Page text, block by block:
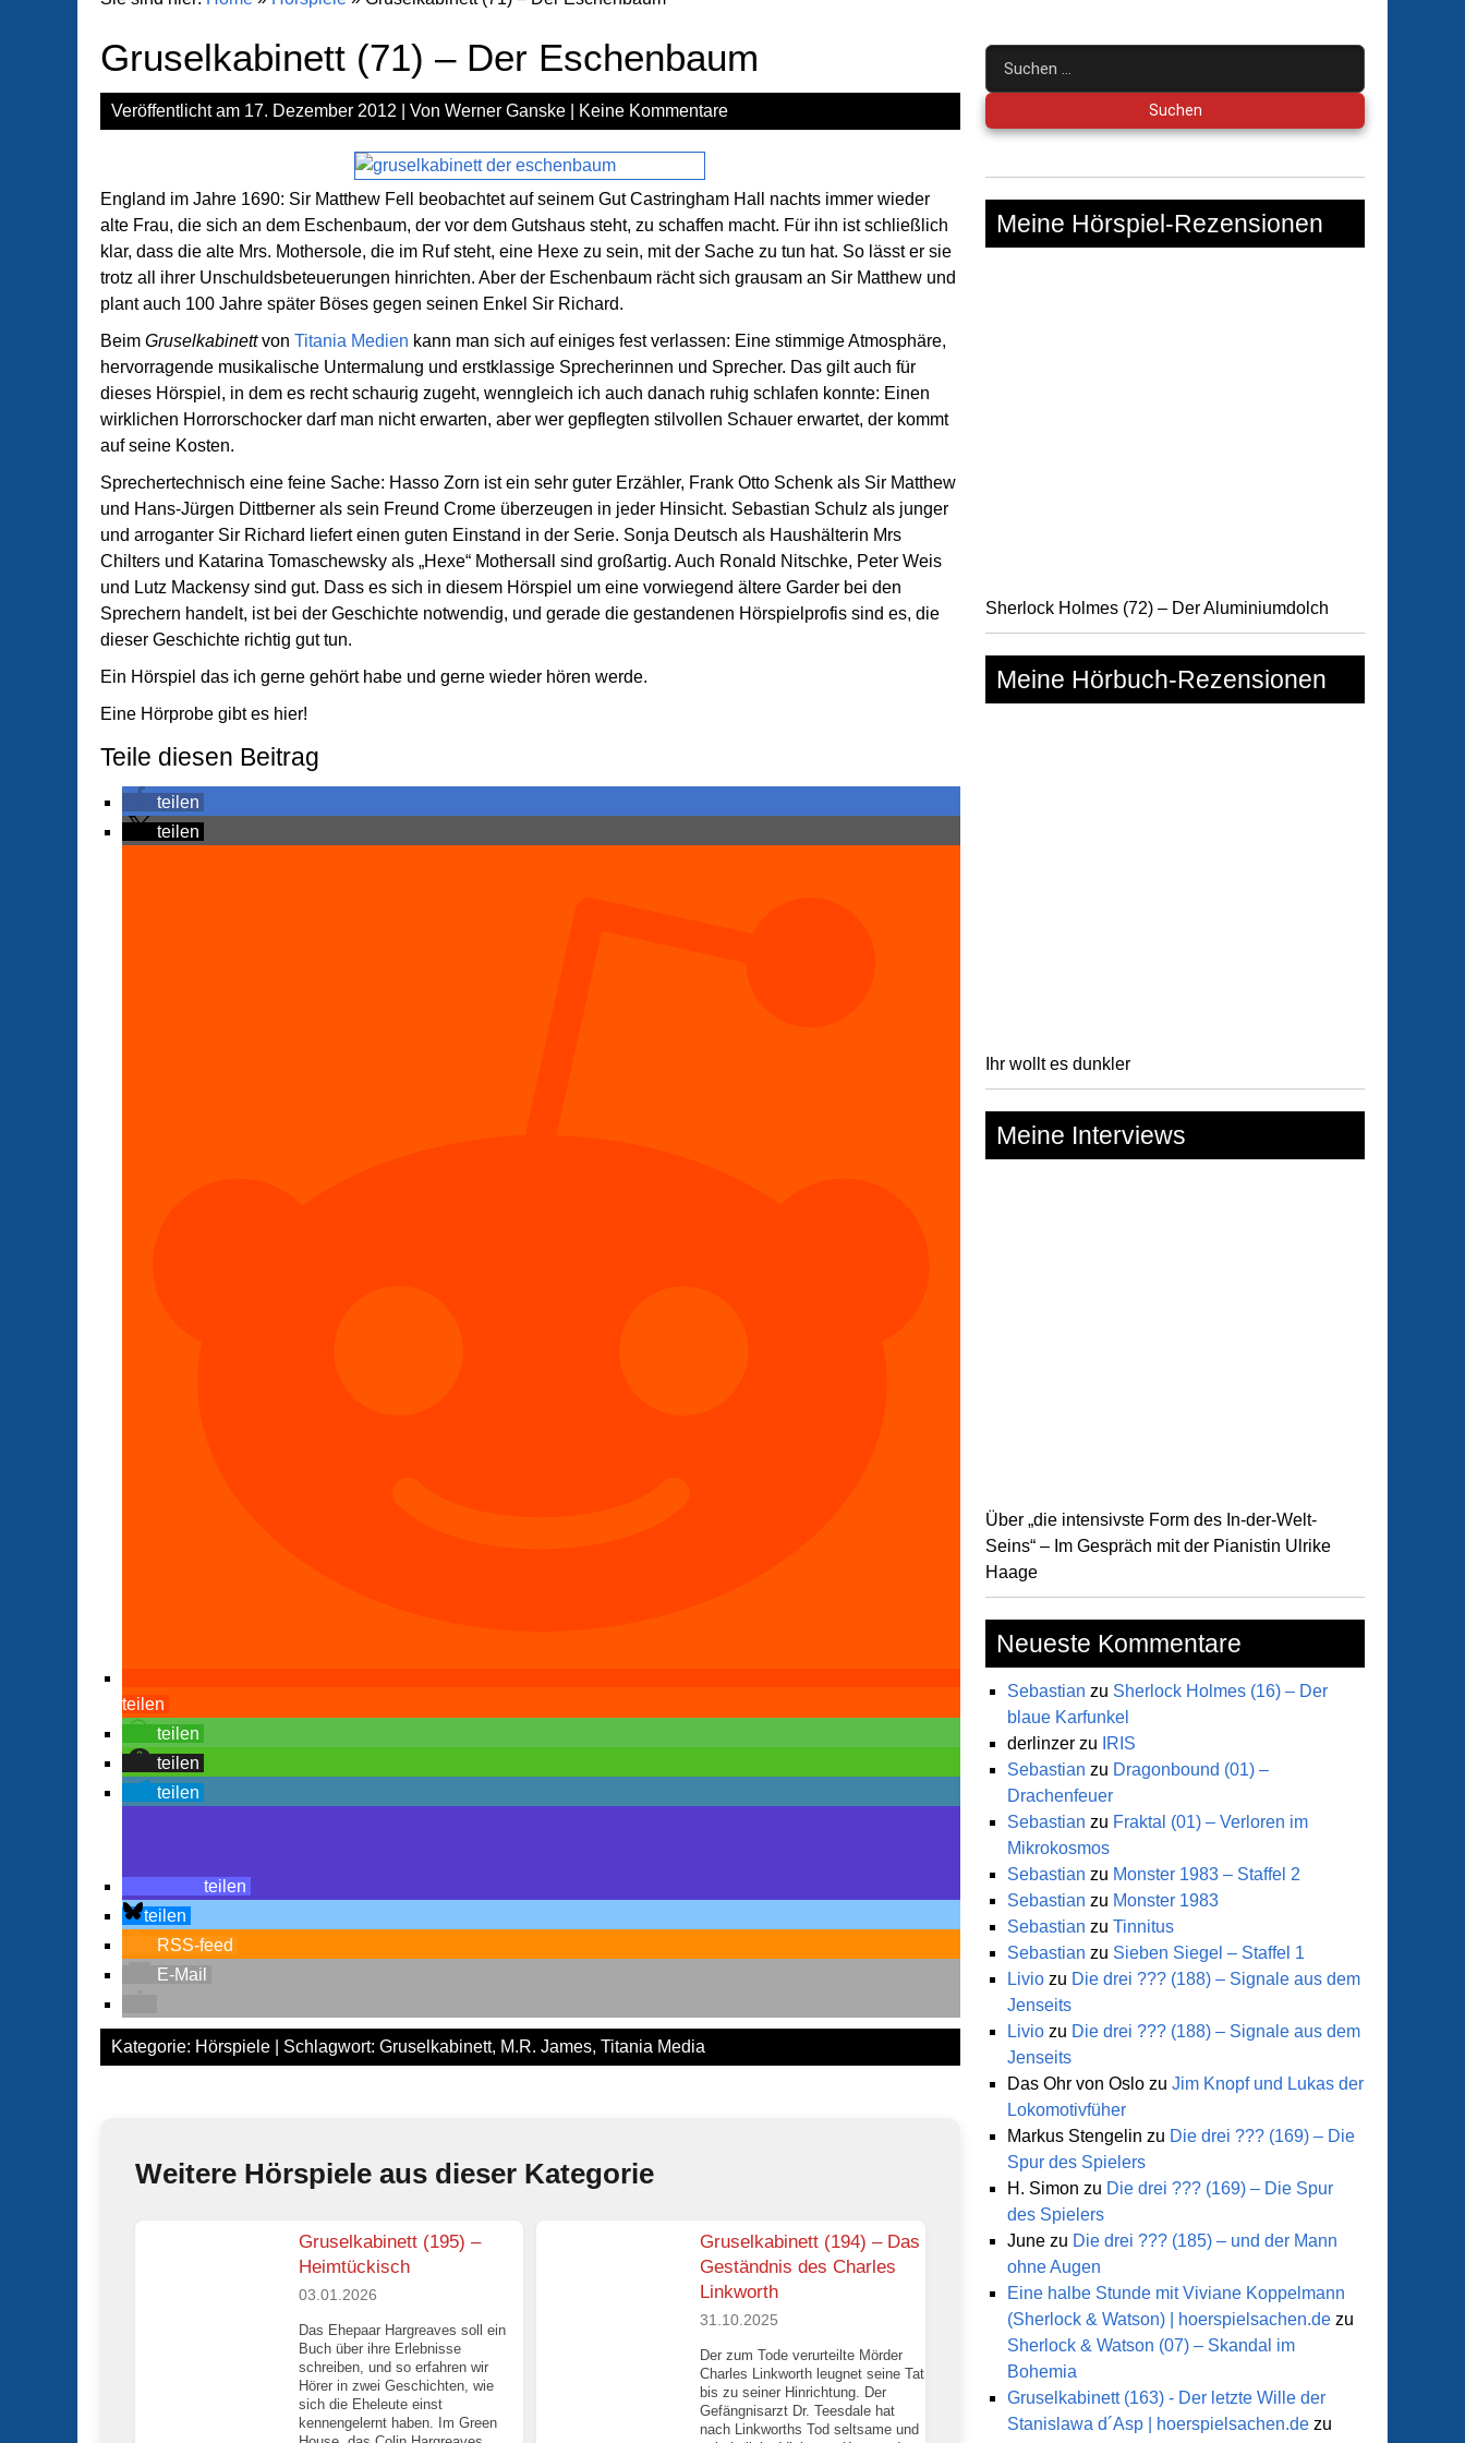
Gruselkabinett (71) – Der Eschenbaum
Veröffentlicht am 17. Dezember 2012 | Von Werner Ganske Keine Kommentare
England im Jahre 1690: Sir Matthew Fell beobachtet auf seinem Gut Castringham Hall nachts immer wieder
alte Frau, die sich an dem Eschenbaum, der vor dem Gutshaus steht, zu schaffen macht. Für ihn ist schließlich
klar, dass die alte Mrs. Mothersole, die im Ruf steht, eine Hexe zu sein, mit der Sache zu tun hat. So lässt er sie
trotz all ihrer Unschuldsbeteuerungen hinrichten. Aber der Eschenbaum rächt sich grausam an Sir Matthew und
plant auch 100 Jahre später Böses gegen seinen Enkel Sir Richard.
Beim Gruselkabinettvon Titania Medien kann man sich auf einiges fest verlassen: Eine stimmige Atmosphäre,
hervorragende musikalische Untermalung und erstklassige Sprecherinnen und Sprecher. Das gilt auch für
dieses Hörspiel, in dem es recht schaurig zugeht, wenngleich ich auch danach ruhig schlafen konnte: Einen
wirklichen Horrorschocker darf man nicht erwarten, aber wer gepflegten stilvollen Schauer erwartet, der kommt
auf seine Kosten.
Sprechertechnisch eine feine Sache: Hasso Zorn ist ein sehr guter Erzähler, Frank Otto Schenk als Sir Matthew
und Hans-Jürgen Dittberner als sein Freund Crome überzeugen in jeder Hinsicht. Sebastian Schulz als junger
und arroganter Sir Richard liefert einen guten Einstand in der Serie. Sonja Deutsch als Haushälterin Mrs
Chilters und Katarina Tomaschewsky als „Hexe“ Mothersall sind großartig. Auch Ronald Nitschke, Peter Weis
und Lutz Mackensy sind gut. Dass es sich in diesem Hörspiel um eine vorwiegend ältere Garder bei den
Sprechern handelt, ist bei der Geschichte notwendig, und gerade die gestandenen Hörspielprofis sind es, die
dieser Geschichte richtig gut tun.
Ein Hörspiel das ich gerne gehört habe und gerne wieder hören werde.
Eine Hörprobe gibt es hier!
Teile diesen Beitrag
teilen
teilen
teilen
teilen
teilen
teilen
teilen
teilen
RSS-feed
E-Mail
Kategorie: Hörspiele | Schlagwort: Gruselkabinett, M.R. James, Titania Media
Weitere Hörspiele aus dieser Kategorie
Gruselkabinett (195) –
Heimtückisch
03.01.2026
Das Ehepaar Hargreaves soll ein
Buch über ihre Erlebnisse
schreiben, und so erfahren wir
Hörer in zwei Geschichten, wie
sich die Eheleute einst
kennengelernt haben. Im Green
Gruselkabinett (194) – Das
Geständnis des Charles
Linkworth
31.10.2025
Der zum Tode verurteilte Mörder
Charles Linkworth leugnet seine Tat
bis zu seiner Hinrichtung. Der
Gefängnisarzt Dr. Teesdale hat
nach Linkworths Tod seltsame und
Suchen
nach:
Meine Hörspiel-Rezensionen
Sherlock Holmes (72) – Der Aluminiumdolch
Meine Hörbuch-Rezensionen
Ihr wollt es dunkler
Meine Interviews
Über „die intensivste Form des In-der-Welt-
Seins“ – Im Gespräch mit der Pianistin Ulrike
Haage
Neueste Kommentare
Sebastian zu Sherlock Holmes (16) – Der
blaue Karfunkel
derlinzer zu
IRIS
Sebastian zu Dragonbound (01) –
Drachenfeuer
Sebastian zu Fraktal (01) – Verloren im
Mikrokosmos
Sebastian zu Monster 1983 – Staffel 2
Sebastian zu Monster 1983
Sebastian zu Tinnitus
Sebastian zu Sieben Siegel – Staffel 1
Livio zu Die drei ??? (188) – Signale aus dem
Jenseits
Livio zu Die drei ??? (188) – Signale aus dem
Jenseits
Das Ohr von Oslo zu Jim Knopf und Lukas der
Lokomotivfüher
Markus Stengelin zu Die drei ??? (169) – Die
Spur des Spielers
H. Simon zu Die drei ??? (169) – Die Spur
des Spielers
June zu Die drei ??? (185) – und der Mann
ohne Augen
Eine halbe Stunde mit Viviane Koppelmann
(Sherlock & Watson) | hoerspielsachen.de zu
Sherlock & Watson (07) – Skandal im
Bohemia
Gruselkabinett (163) - Der letzte Wille der
Stanislawa d´Asp | hoerspielsachen.de zu